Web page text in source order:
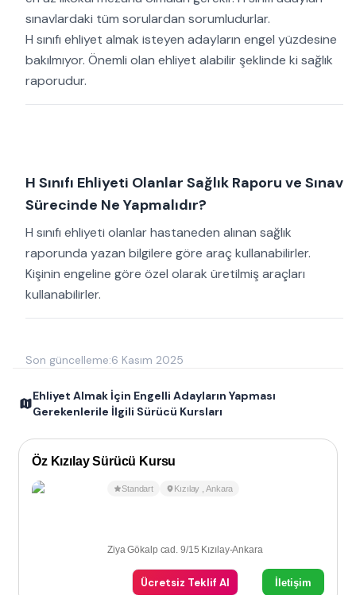
sınavlardaki tüm sorulardan sorumludurlar.
H sınıfı ehliyet almak isteyen adayların engel yüzdesine
bakılmıyor. Önemli olan ehliyet alabilir şeklinde ki sağlık
raporudur.
H Sınıfı Ehliyeti Olanlar Sağlık Raporu ve Sınav
Sürecinde Ne Yapmalıdır?
H sınıfı ehliyeti olanlar hastaneden alınan sağlık
raporunda yazan bilgilere göre araç kullanabilirler.
Kişinin engeline göre özel olarak üretilmiş araçları
kullanabilirler.
Son güncelleme:6 Kasım 2025
Ehliyet Almak İçin Engelli Adayların Yapması
Gerekenlerile İlgili Sürücü Kursları
Öz Kızılay Sürücü Kursu
Standart Kızılay ,Ankara
Ziya Gökalp cad. 9/15 Kızılay-Ankara
Ücretsiz Teklif Al İletişim